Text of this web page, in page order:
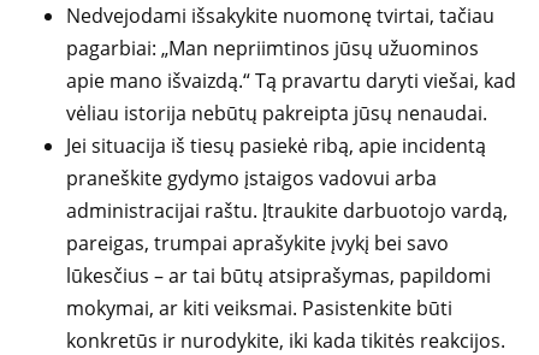
Nedvejodami išsakykite nuomonę tvirtai, tačiau
pagarbiai: „Man nepriimtinos jūsų užuominos
apie mano išvaizdą.“ Tą pravartu daryti viešai, kad
vėliau istorija nebūtų pakreipta jūsų nenaudai.
Jei situacija iš tiesų pasiekė ribą, apie incidentą
praneškite gydymo įstaigos vadovui arba
administracijai raštu. Įtraukite darbuotojo vardą,
pareigas, trumpai aprašykite įvykį bei savo
lūkesčius – ar tai būtų atsiprašymas, papildomi
mokymai, ar kiti veiksmai. Pasistenkite būti
konkretūs ir nurodykite, iki kada tikitės reakcijos.